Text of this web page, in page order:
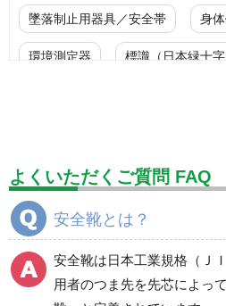
墜落制止用器具／安全帯 身
環境測定器 標識（日本緑十字
設備用品・作業補助用品 工事
分煙対策機器
電気保守用品 ワイパー
防災グッズ（防災セット）
よくいただくご質問 FAQ
安全靴とは？
安全靴は日本工業規格（Ｊ
用者のつま先を先芯によっ